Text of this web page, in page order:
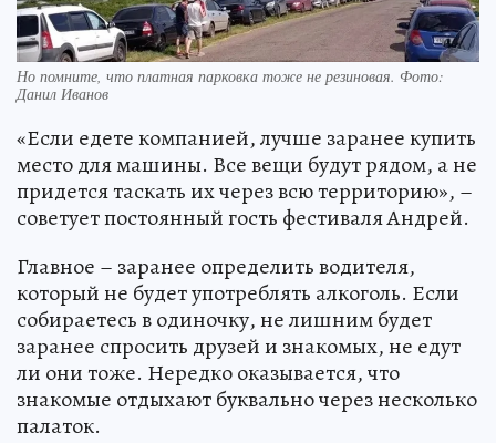
Но помните, что платная парковка тоже не резиновая. Фото:
Данил Иванов
«Если едете компанией, лучше заранее купить
место для машины. Все вещи будут рядом, а не
придется таскать их через всю территорию», –
советует постоянный гость фестиваля Андрей.
Главное – заранее определить водителя,
который не будет употреблять алкоголь. Если
собираетесь в одиночку, не лишним будет
заранее спросить друзей и знакомых, не едут
ли они тоже. Нередко оказывается, что
знакомые отдыхают буквально через несколько
палаток.